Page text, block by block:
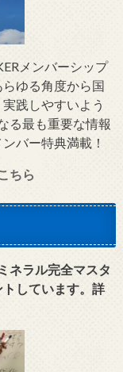
メンバーシップ
ゆる角度から国
践しやすいよう
る最も重要な情報
バー特典満載！
ちら
ミネラル完全マスタ
しています。詳